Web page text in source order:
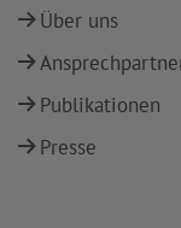
Über uns
Publikationen
Presse